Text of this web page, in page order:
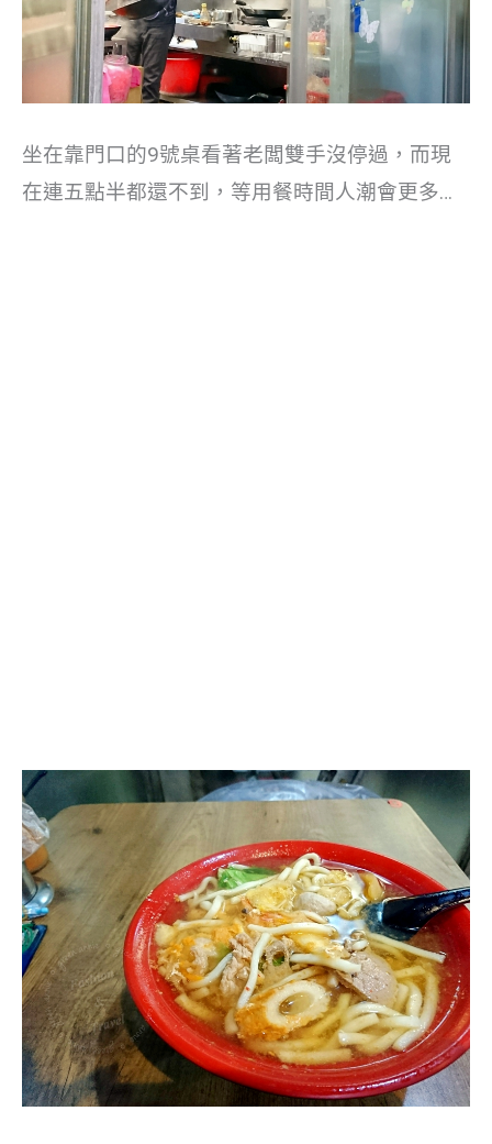
坐在靠門口的9號桌看著老闆雙手沒停過，而現
在連五點半都還不到，等用餐時間人潮會更多…